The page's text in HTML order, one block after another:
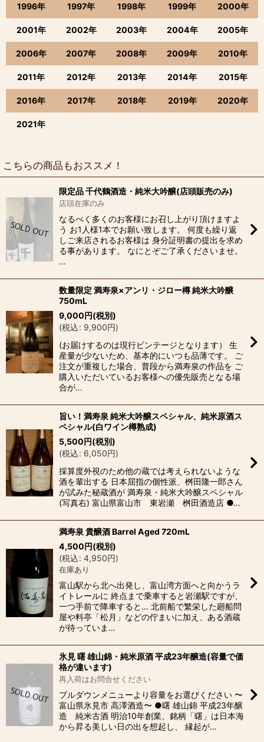
1996年 1997年 1998年 1999年 2000年
2001年 2002年 2003年 2004年 2005年
2006年 2007年 2008年 2009年 2010年
2011年 2012年 2013年 2014年 2015年
2016年 2017年 2018年 2019年 2020年
2021年
こちらの商品もおススメ！
限定品 千代鶴酒造・純米大吟醸(店頭販売のみ)
店頭在庫のみ
なるべく多くのお客様にお召し上がり頂けますよ
う お1人様1本でお願い致します。 何度も繰り返
しご来店されるお客様は 身分証明書の提出を求め
る事があります。 なにとぞご了承くださいませ。
…
数量限定 満寿泉×アンリ・ジロー樽 純米大吟醸
750mL
9,000円(税別)
(税込: 9,900円)
(お届けするのは現行ビンテージとなります） 生
産量が少ないため、基本的にいつも品薄です。 ご
注文が重複した場合、普段から満寿泉の作品を ご
購入いただいているお客様への優先販売となる場
合が…
旨い！満寿泉 純米大吟醸スペシャル、純米原酒ス
ペシャル(白ワイン樽熟成)
5,500円(税別)
(税込: 6,050円)
採算度外視のため他の蔵では考えられないような
酒を輩出する 日本屈指の個性派、桝田隆一郎さん
が試みた秘蔵酒が 満寿泉・純米大吟醸スペシャル
(写真右) 富山県富山市 東岩瀬 桝田酒造店 ●…
満寿泉 貴醸酒 Barrel Aged 720mL
4,500円(税別)
(税込: 4,950円)
在庫あり
富山駅から北へ出発し、富山湾方面へと向かうラ
イトレールに 終点まで乗車すると岩瀬駅ですが、
一つ手前で降車すると… 北前船で繁栄した廻船問
屋や料亭「松月」などの佇まいに加え、ある酒蔵
が待っていま…
氷見 曙 雄山錦・純米原酒 平成23年醸造(容量で価
格が違います)
再入荷はお問合せください
プルダウンメニューより容量をお選びください 〜
富山県氷見市 高澤酒造〜 ●曙 雄山錦 平成23年醸
造 純米古酒 明治10年創業、銘柄「曙」は日本海
から昇る美しい日の出を想起し、 縁起が…